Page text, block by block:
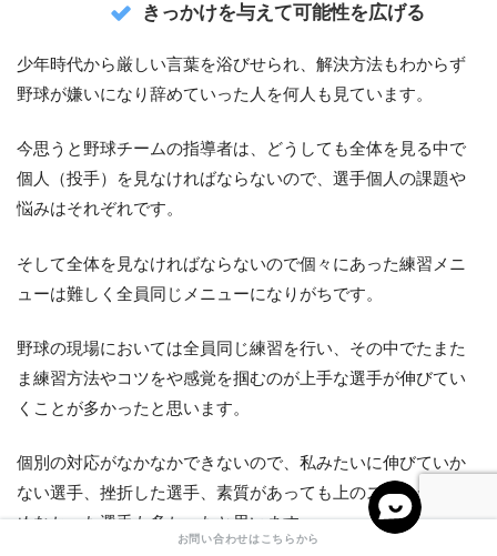
きっかけを与えて可能性を広げる
少年時代から厳しい言葉を浴びせられ、解決方法もわからず
野球が嫌いになり辞めていった人を何人も見ています。
今思うと野球チームの指導者は、どうしても全体を見る中で
個人（投手）を見なければならないので、選手個人の課題や
悩みはそれぞれです。
そして全体を見なければならないので個々にあった練習メニ
ューは難しく全員同じメニューになりがちです。
野球の現場においては全員同じ練習を行い、その中でたまた
ま練習方法やコツをや感覚を掴むのが上手な選手が伸びてい
くことが多かったと思います。
個別の対応がなかなかできないので、私みたいに伸びていか
ない選手、挫折した選手、素質があっても上のステージに進
めなかった選手も多かったと思います。
お問い合わせはこちらから